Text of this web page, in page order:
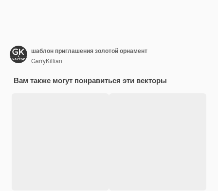
шаблон приглашения золотой орнамент
GarryKillian
Вам также могут понравиться эти векторы